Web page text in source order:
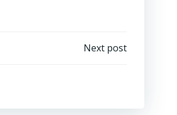
Next post